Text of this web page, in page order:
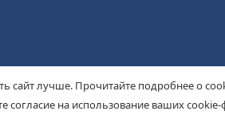
сайт лучше. Прочитайте подробнее о
согласие на использование ваших